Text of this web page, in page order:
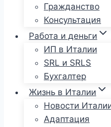
Гражданство
Консультация
Работа и деньги
ИП в Италии
SRL и SRLS
Бухгалтер
Жизнь в Италии
Новости
Адаптация